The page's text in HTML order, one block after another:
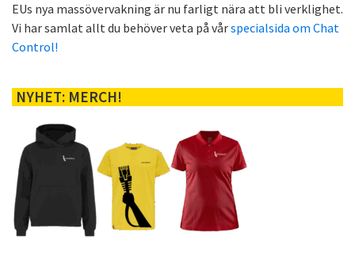
EUs nya massövervakning är nu farligt nära att bli verklighet.
Vi har samlat allt du behöver veta på vårspecialsida om Chat
Control!
NYHET: MERCH!